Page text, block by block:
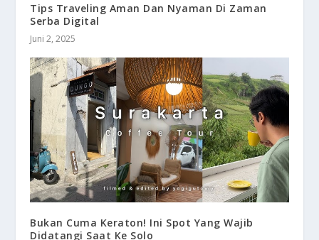
Tips Traveling Aman Dan Nyaman Di Zaman
Serba Digital
Juni 2, 2025
Bukan Cuma Keraton! Ini Spot Yang Wajib
Didatangi Saat Ke Solo